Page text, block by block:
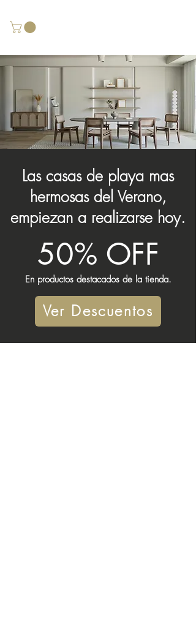
Las casas de playa mas
hermosas del Verano,
empiezan a realizarse hoy.
50% OFF
En productos destacados de la tienda.
Ver Descuentos